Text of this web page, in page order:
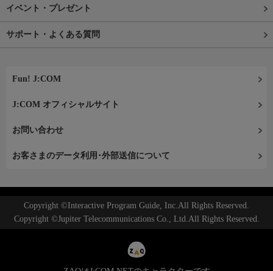
イベント・プレゼント
サポート・よくある質問
Fun! J:COM
J:COM オフィシャルサイト
お問い合わせ
お客さまのデータ利用･外部送信について
Copyright ©Interactive Program Guide, Inc.All Rights Reserved.
Copyright ©Jupiter Telecommunications Co., Ltd.All Rights Reserved.